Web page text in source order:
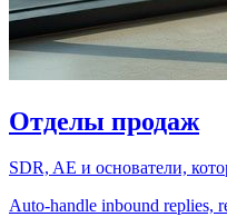
Отделы продаж
SDR, AE и основатели,
Auto-handle inbound replies,